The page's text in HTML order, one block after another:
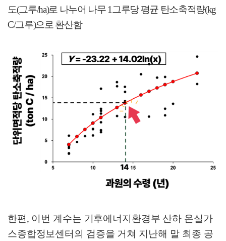
도(그루/ha)로 나누어 나무1 그루당 평균 탄소축적량(kg
C/그루)으로 환산함
한편, 이번 계수는 기후에너지환경부 산하 온실가
스종합정보센터의 검증을 거쳐 지난해 말 최종 공